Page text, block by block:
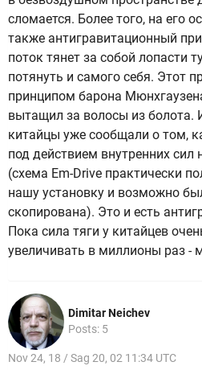
сломается. Более того, на его
также антигравитационный
поток тянет за собой лопасти
потянуть и самого себя. Этот
принципом барона
вытащил за волосы из болота.
китайцы уже сообщали о том,
под действием внутренних сил
(схема Em-Drive практически
нашу установку и возможно
скопирована). Это и есть
Пока сила тяги у китайцев
увеличивать в миллионы раз -
Dimitar Neichev
Posts: 5
Nov 24, 18 / Sag 20, 02 11:34 UTC